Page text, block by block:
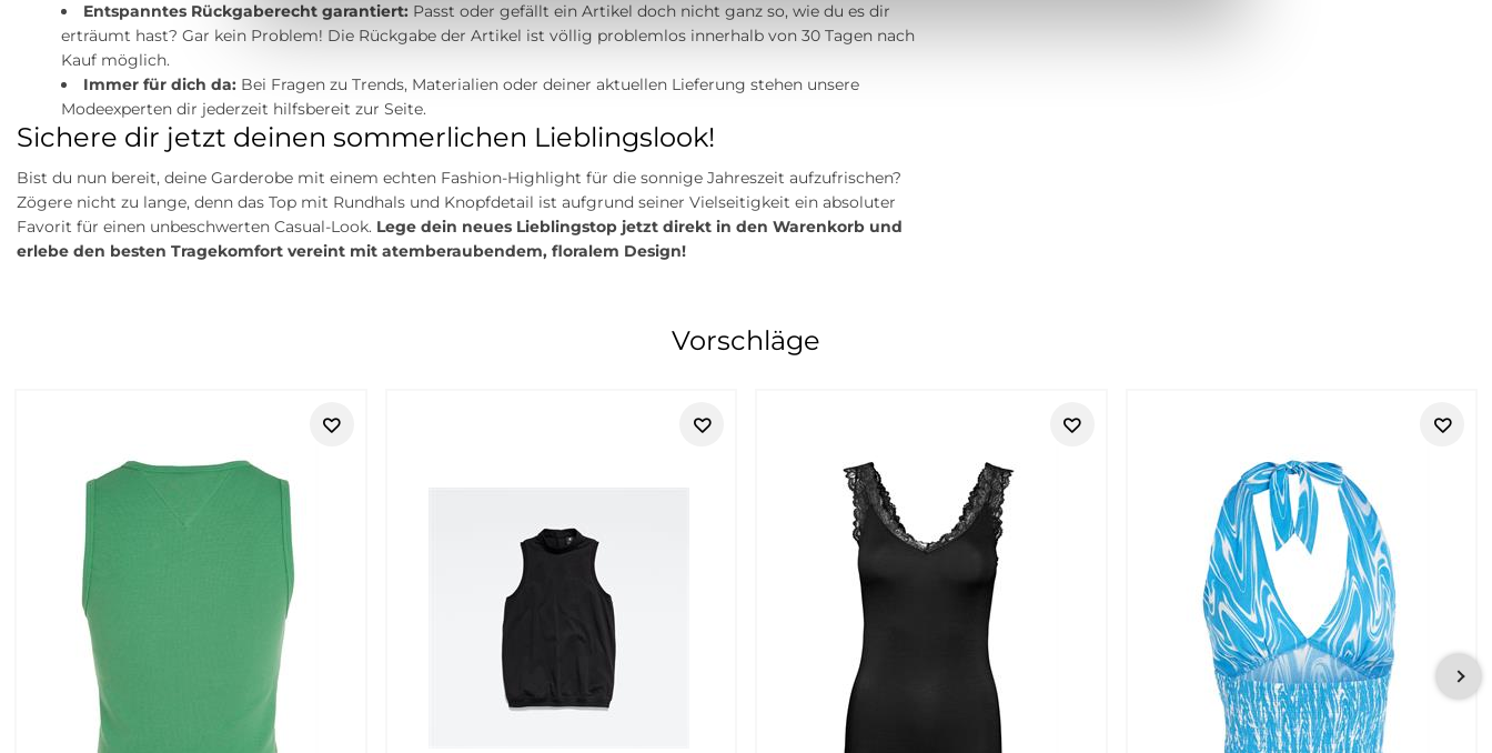
Entspanntes Rückgaberecht garantiert: Passt oder gefällt ein Artikel doch nicht ganz so, wie du es dir
erträumt hast? Gar kein Problem! Die Rückgabe der Artikel ist völlig problemlos innerhalb von 30 Tagen nach
Kauf möglich.
Immer für dich da: Bei Fragen zu Trends, Materialien oder deiner aktuellen Lieferung stehen unsere
Modeexperten dir jederzeit hilfsbereit zur Seite.
Sichere dir jetzt deinen sommerlichen Lieblingslook!
Bist du nun bereit, deine Garderobe mit einem echten Fashion-Highlight für die sonnige Jahreszeit aufzufrischen?
Zögere nicht zu lange, denn das Top mit Rundhals und Knopfdetail ist aufgrund seiner Vielseitigkeit ein absoluter
Favorit für einen unbeschwerten Casual-Look. Lege dein neues Lieblingstop jetzt direkt in den Warenkorb und
erlebe den besten Tragekomfort vereint mit atemberaubendem, floralem Design!
https://www.tara-m.de/retouren/
Street One Studio steht für Damenmode, die moderner, etwas ausdrucksstärker und bewusster wirkt, ohne kompliziert zu sein. Bei Tara-M findest du ausgewählte Street One Studio Styles
Im Vergleich zuStreet Onewirkt
etwas kuratierter und modischer. Die Styles lassen sich gut in den Alltag integrieren, geben dem Outfit aber mehr Richtung – zum
Beispiel über moderne Silhouetten, besondere Materialien, ruhigere Farben oder feminine Details. So entstehen Looks für Stadt, Büro-Casual, Freizeit, Reise und gepflegte
Feminin und modern
Street One Studio eignet sich für Looks, die klar, weiblich und zeitgemäß wirken sollen. Besonders gut funktionieren Kombinationen aus Hosen,Jeansund leichten Jacken.
Vorschläge